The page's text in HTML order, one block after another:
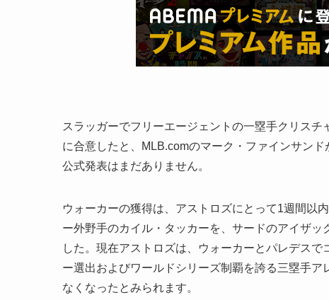
スラッガーでフリーエージェントの一塁手クリス
に合意したと、MLB.comのマーク・ファインサン
公式発表はまだありません。
ウォーカーの獲得は、アストロズにとって1週間以
ー外野手のカイル・タッカーを、サードのアイザ
した。現在アストロズは、ウォーカーとパレデス
ー選出およびワールドシリーズ制覇を誇る三塁手
なくなったとみられます。